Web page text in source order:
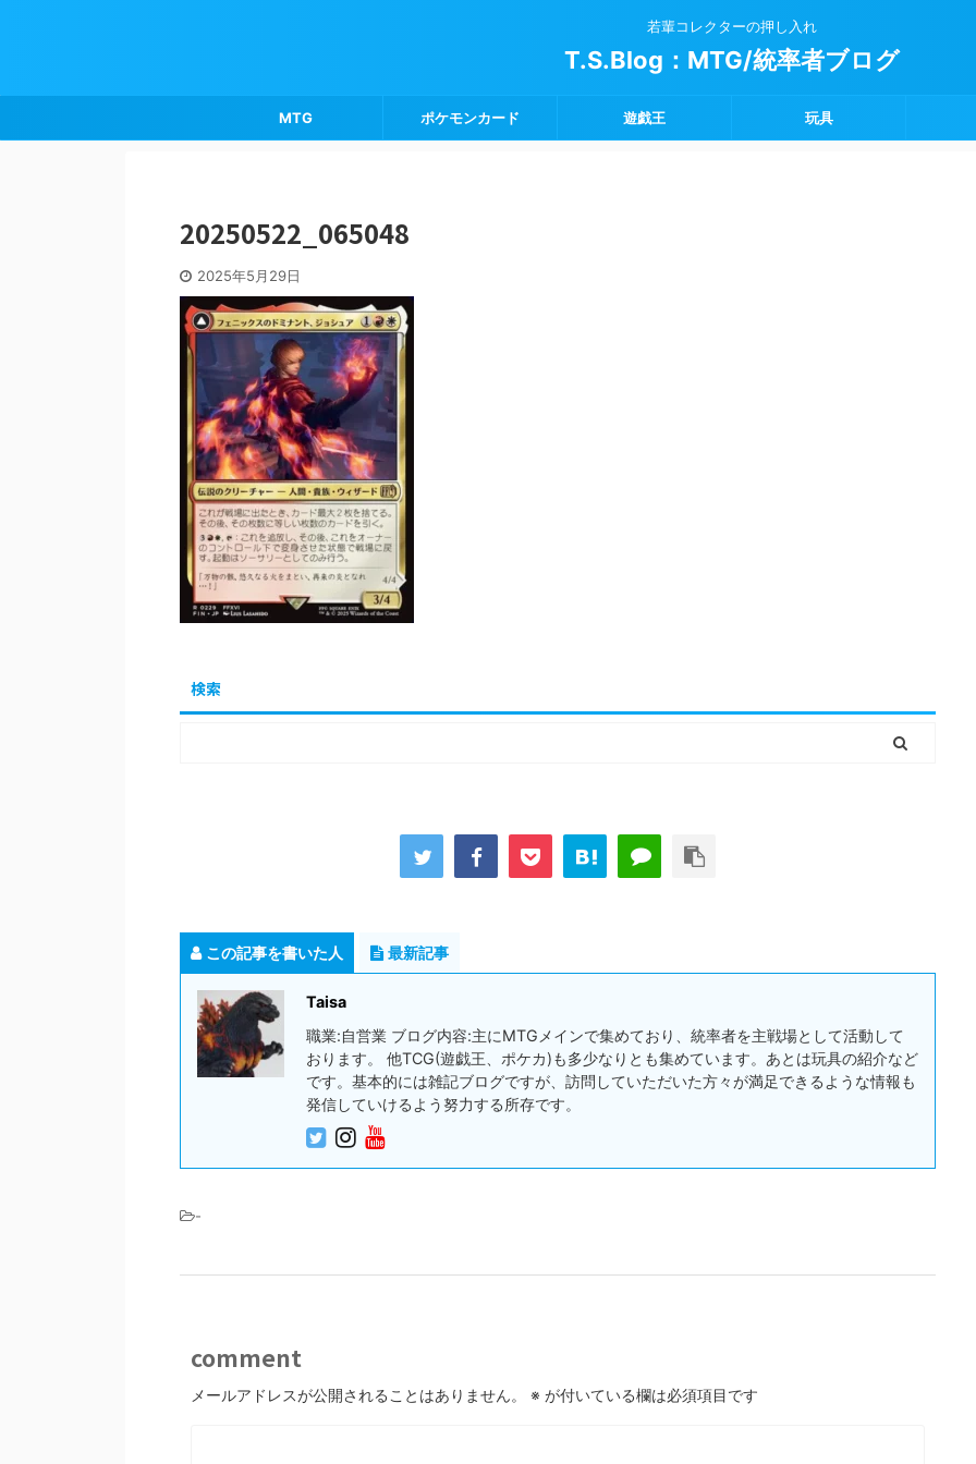
若輩コレクターの押し入れ
T.S.Blog：MTG/統率者ブログ
MTG ポケモンカード 遊戯王 玩具
20250522_065048
2025年5月29日
検索
この記事を書いた人 最新記事
Taisa
職業:自営業 ブログ内容:主にMTGメインで集めており、統率者を主戦場として活動して
おります。 他TCG(遊戯王、ポケカ)も多少なりとも集めています。あとは玩具の紹介など
です。基本的には雑記ブログですが、訪問していただいた方々が満足できるような情報も
発信していけるよう努力する所存です。
-
comment
メールアドレスが公開されることはありません。 ※ が付いている欄は必須項目です